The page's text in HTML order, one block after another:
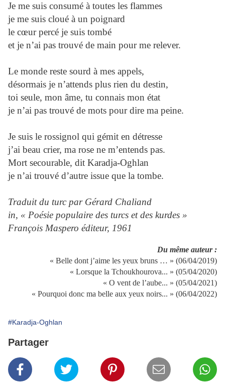
Je me suis consumé à toutes les flammes
je me suis cloué à un poignard
le cœur percé je suis tombé
et je n’ai pas trouvé de main pour me relever.
Le monde reste sourd à mes appels,
désormais je n’attends plus rien du destin,
toi seule, mon âme, tu connais mon état
je n’ai pas trouvé de mots pour dire ma peine.
Je suis le rossignol qui gémit en détresse
j’ai beau crier, ma rose ne m’entends pas.
Mort secourable, dit Karadja-Oghlan
je n’ai trouvé d’autre issue que la tombe.
Traduit du turc par Gérard Chaliand
in, « Poésie populaire des turcs et des kurdes »
François Maspero éditeur, 1961
Du même auteur :
« Belle dont j’aime les yeux bruns … » (06/04/2019)
« Lorsque la Tchoukhourova... » (05/04/2020)
« O vent de l’aube... » (05/04/2021)
« Pourquoi donc ma belle aux yeux noirs... » (06/04/2022)
#Karadja-Oghlan
Partager